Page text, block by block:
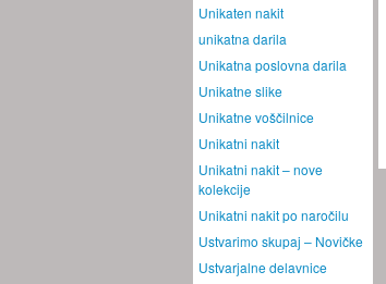
Unikaten nakit
unikatna darila
Unikatna poslovna darila
Unikatne slike
Unikatne voščilnice
Unikatni nakit
Unikatni nakit – nove
kolekcije
Unikatni nakit po naročilu
Ustvarimo skupaj – Novičke
Ustvarjalne delavnice